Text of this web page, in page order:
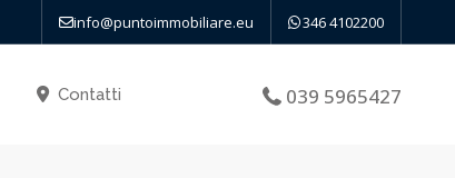
info@puntoimmobiliare.eu 346 4102200
Contatti 039 5965427